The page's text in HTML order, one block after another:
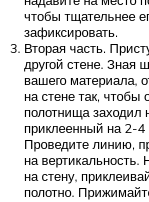
чтобы тщательнее
зафиксировать.
Вторая часть.
другой стене. Зная
вашего материала,
на стене так, чтобы
полотнища заходил
приклеенный на 2-4
Проведите линию,
на вертикальность.
на стену,
полотно.